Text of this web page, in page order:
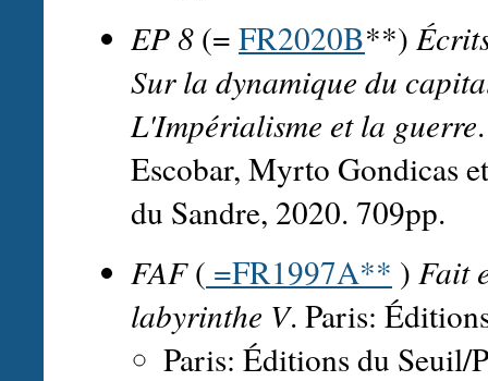
EP 8 (= FR2020B**)
Sur la dynamique du
L'Impérialisme et la guerre
Escobar, Myrto Gondicas
du Sandre, 2020. 709pp.
FAF( =FR1997A** ) Fait
labyrinthe V. Paris:
Paris: Éditions du Seuil/